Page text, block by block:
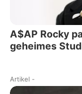
A$AP Rocky
geheimes
Artikel -